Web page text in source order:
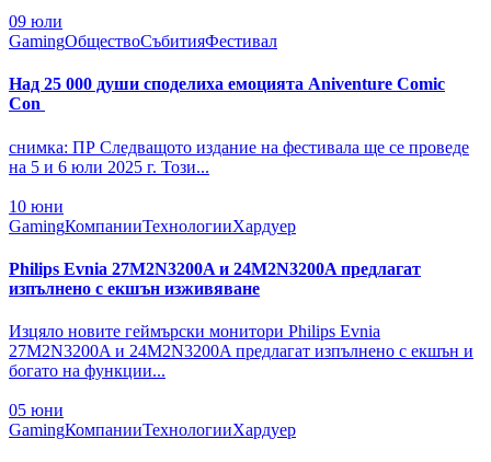
09 юли
GamingОбществоСъбитияФестивал
Над 25 000 души споделиха емоцията Aniventure Comic
Con
снимка: ПР Следващото издание на фестивала ще се проведе
на 5 и 6 юли 2025 г. Този...
10 юни
GamingКомпанииТехнологииХардуер
Philips Evnia 27M2N3200A и 24M2N3200A предлагат
изпълнено с екшън изживяване
Изцяло новите геймърски монитори Philips Evnia
27M2N3200A и 24M2N3200A предлагат изпълнено с екшън и
богато на функции...
05 юни
GamingКомпанииТехнологииХардуер